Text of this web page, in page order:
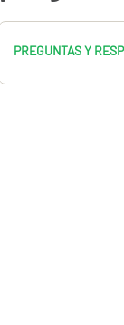
PREGUNTAS Y